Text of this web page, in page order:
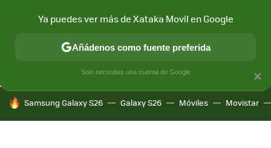
CONECTIVIDAD MÓVIL Y SOCIEDAD APLICACIONES
HOY SE HABLA DE
Samsung Galaxy S26 Galaxy S26 Móviles Movistar
×
Ya puedes ver más de Xataka Movil en Google
Añádenos como fuente preferida
Solo necesitas una cuenta de Google